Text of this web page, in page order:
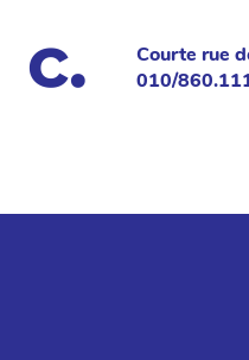
Courte rue
010/